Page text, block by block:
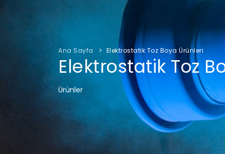
Ana Sayfa Elektrostatik Toz Boya Ürünleri
Elektrostatik Toz
Ürünler